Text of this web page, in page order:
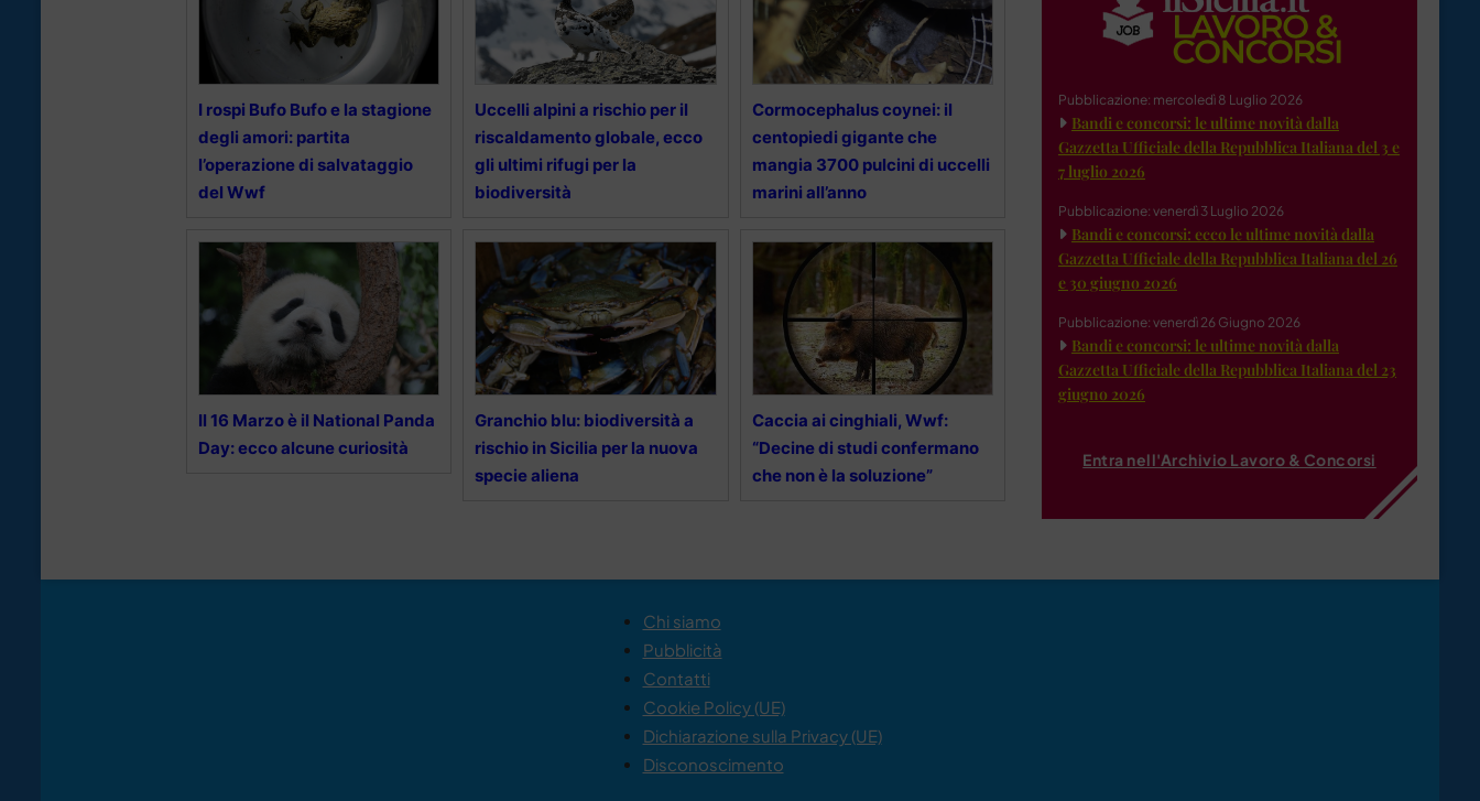
I rospi Bufo Bufo e la stagione
degli amori: partita
l’operazione di salvataggio
del Wwf
Uccelli alpini a rischio per il
riscaldamento globale, ecco
gli ultimi rifugi per la
biodiversità
Cormocephalus coynei: il
centopiedi gigante che
mangia 3700 pulcini di uccelli
marini all’anno
Il 16 Marzo è il National Panda
Day: ecco alcune curiosità
Granchio blu: biodiversità a
rischio in Sicilia per la nuova
specie aliena
Caccia ai cinghiali, Wwf:
“Decine di studi confermano
che non è la soluzione”
Pubblicazione: mercoledì 8 Luglio 2026
Bandi e concorsi: le ultime novità dalla
Gazzetta Ufficiale della Repubblica Italiana del 3 e
7 luglio 2026
Pubblicazione: venerdì 3 Luglio 2026
Bandi e concorsi: ecco le ultime novità dalla
Gazzetta Ufficiale della Repubblica Italiana del 26
e 30 giugno 2026
Pubblicazione: venerdì 26 Giugno 2026
Bandi e concorsi: le ultime novità dalla
Gazzetta Ufficiale della Repubblica Italiana del 23
giugno 2026
Entra nell'Archivio Lavoro & Concorsi
Chi siamo
Pubblicità
Contatti
Cookie Policy (UE)
Dichiarazione sulla Privacy (UE)
Disconoscimento